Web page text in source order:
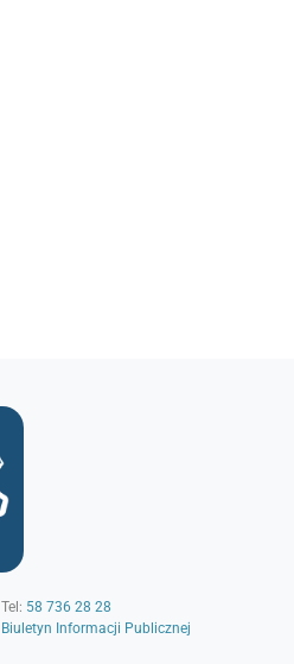
Tel: 58 736 28 28
Biuletyn Informacji Publicznej